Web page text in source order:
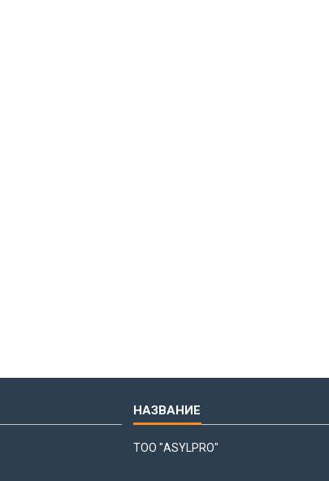
ТОО "ASYLPRO"